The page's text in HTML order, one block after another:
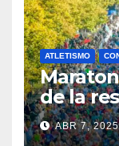
ATLETISMO
de la
ABR 7, 2025